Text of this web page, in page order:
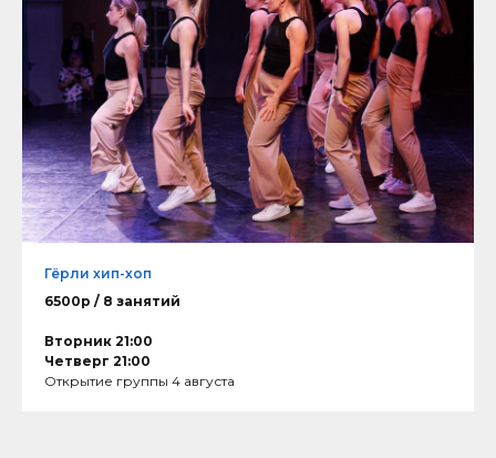
Гёрли хип-хоп
6500р / 8 занятий
Вторник 21:00
Четверг 21:00
Открытие группы 4 августа